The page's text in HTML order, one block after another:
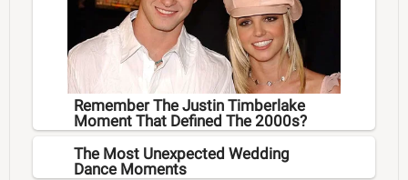
Remember The Justin Timberlake
Moment That Defined The 2000s?
The Most Unexpected Wedding
Dance Moments